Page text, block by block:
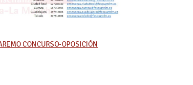
CONCURSO-OPOSICIÓN